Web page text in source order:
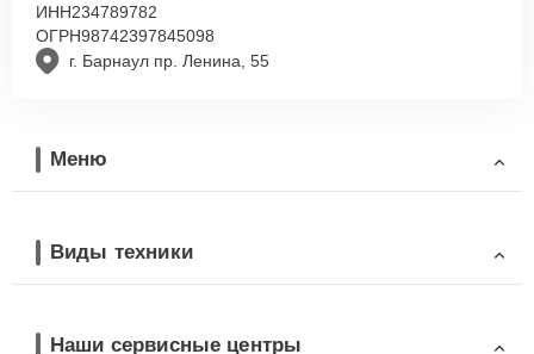
г. Барнаул пр. Ленина, 55
ИНН234789782
ОГРН98742397845098
Меню
Виды техники
Наши сервисные центры